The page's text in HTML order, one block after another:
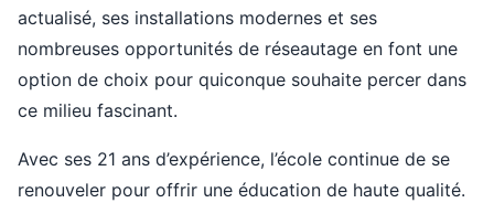
actualisé, ses installations modernes et ses
nombreuses opportunités de réseautage en font une
option de choix pour quiconque souhaite percer dans
ce milieu fascinant.
Avec ses 21 ans d’expérience, l’école continue de se
renouveler pour offrir une éducation de haute qualité.